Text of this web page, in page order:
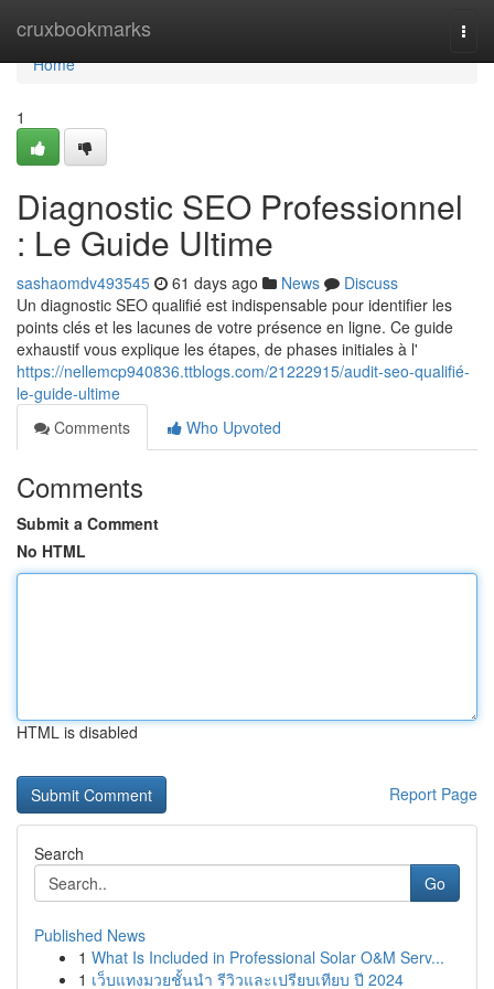
cruxbookmarks
Home
Home
1
Diagnostic SEO Professionnel
: Le Guide Ultime
sashaomdv493545 61 days ago News
Discuss
Un diagnostic SEO qualifié est indispensable pour identifier les
points clés et les lacunes de votre présence en ligne. Ce guide
exhaustif vous explique les étapes, de phases initiales à l'
https://nellemcp940836.ttblogs.com/21222915/audit-seo-qualifié-
le-guide-ultime
Comments
Who Upvoted
Comments
Submit a Comment
No HTML
HTML is disabled
Report Page
Search
Go
Published News
1 What Is Included in Professional Solar O&M Serv...
1 เว็บแทงมวยชั้นนำ รีวิวและเปรียบเทียบ ปี 2024